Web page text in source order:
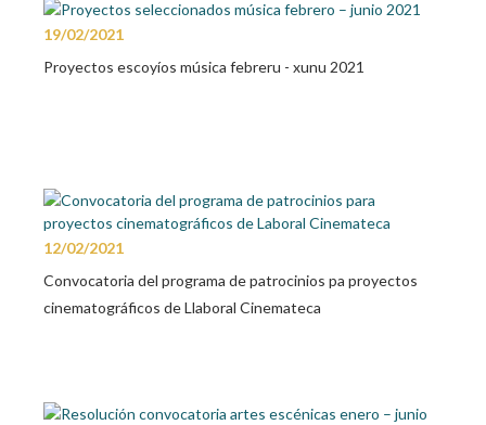
19/02/2021
Proyectos escoyíos música febreru - xunu 2021
12/02/2021
Convocatoria del programa de patrocinios pa proyectos
cinematográficos de Llaboral Cinemateca